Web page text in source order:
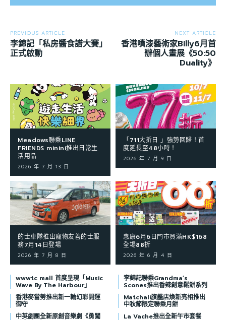
PREVIOUS ARTICLE
李錦記「私房醬食譜大賽」
正式啟動
NEXT ARTICLE
香港噴漆藝術家Billy6月首
辦個人畫展《50:50
Duality》
Meadows聯乘LINE
FRIENDS minini推出日常生
活用品
2026 年 7 月 13 日
「711大折日 」強勢回歸！首
度延長至48小時！
2026 年 7 月 9 日
的士車隊推出寵物友善的士服
務7月14日登場
2026 年 7 月 8 日
惠康6月6日門市買滿HK$168
全場88折
2026 年 6 月 4 日
wwwtc mall 首度呈現「Music
Wave By The Harbour」
李錦記聯乘Grandma’s
Scones推出香辣創意鬆餅系列
香港麥當勞推出新一輪幻彩開運
御守
Matchali旗艦店煥新亮相推出
中秋節限定聯乘月餅
中英劇團全新原創音樂劇《勇闖
La Vache推出全新午市套餐